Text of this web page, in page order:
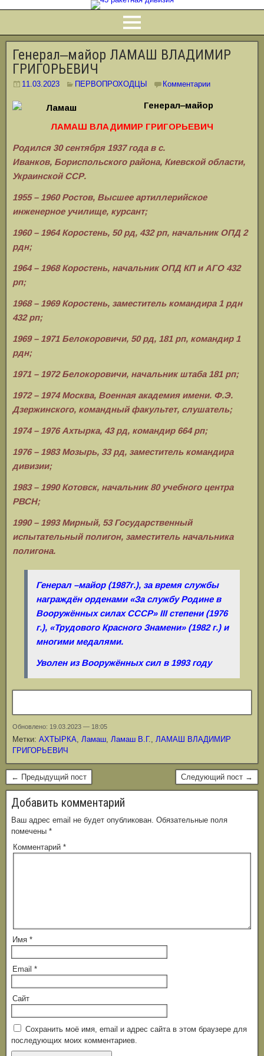
Генерал‒майор ЛАМАШ ВЛАДИМИР
ГРИГОРЬЕВИЧ
11.03.2023 ПЕРВОПРОХОДЦЫ Комментарии
Генерал‒майор
ЛАМАШ ВЛАДИМИР ГРИГОРЬЕВИЧ
Родился 30 сентября 1937 года в с.
Иванков, Бориспольского района, Киевской области,
Украинской ССР.
1955 – 1960 Ростов, Высшее артиллерийское
инженерное училище, курсант;
1960 – 1964 Коростень, 50 рд, 432 рп, начальник ОПД 2
рдн;
1964 – 1968 Коростень, начальник ОПД КП и АГО 432
рп;
1968 – 1969 Коростень, заместитель командира 1 рдн
432 рп;
1969 – 1971 Белокоровичи, 50 рд, 181 рп, командир 1
рдн;
1971 – 1972 Белокоровичи, начальник штаба 181 рп;
1972 – 1974 Москва, Военная академия имени. Ф.Э.
Дзержинского, командный факультет, слушатель;
1974 – 1976 Ахтырка, 43 рд, командир 664 рп;
1976 – 1983 Мозырь, 33 рд, заместитель командира
дивизии;
1983 – 1990 Котовск, начальник 80 учебного центра
РВСН;
1990 – 1993 Мирный, 53 Государственный
испытательный полигон, заместитель начальника
полигона.
Генерал –майор (1987г.), за время службы
награждён орденами «За службу Родине в
Вооружённых силах СССР» III степени (1976
г.), «Трудового Красного Знамени» (1982 г.) и
многими медалями.
Уволен из Вооружённых сил в 1993 году
Обновлено: 19.03.2023 — 18:05
Метки: АХТЫРКА, Ламаш, Ламаш В.Г., ЛАМАШ ВЛАДИМИР
ГРИГОРЬЕВИЧ
← Предыдущий пост Следующий пост →
Добавить комментарий
Ваш адрес email не будет опубликован. Обязательные поля
помечены *
Комментарий *
Имя *
Email *
Сайт
Сохранить моё имя, email и адрес сайта в этом браузере для
последующих моих комментариев.